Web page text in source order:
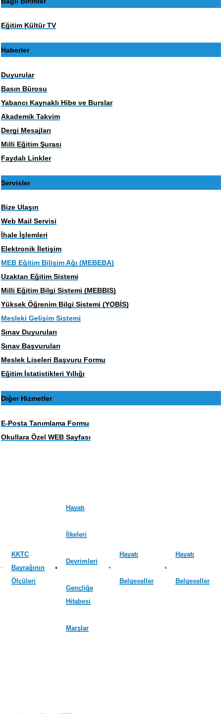
Eğitim Kültür TV
Haberler
Duyurular
Basın Bürosu
Yabancı Kaynaklı Hibe ve Burslar
Akademik Takvim
Dergi Mesajları
Milli Eğitim Şurası
Faydalı Linkler
Servisler
Bize Ulaşın
Web Mail Servisi
İhale İşlemleri
Elektronik İletişim
MEB Eğitim Bilişim Ağı (MEBEBA)
Uzaktan Eğitim Sistemi
Milli Eğitim Bilgi Sistemi (MEBBIS)
Yüksek Öğrenim Bilgi Sistemi (YOBİS)
Mesleki Gelişim Sistemi
Sınav Duyuruları
Sınav Başvuruları
Meslek Liseleri Başvuru Formu
Eğitim İstatistikleri Yıllığı
Diğer Hizmetler
E-Posta Tanımlama Formu
Okullara Özel WEB Sayfası
KKTC
Bayrağının
Ölçüleri
Hayatı
İlkeleri
Devrimleri
Gençliğe
Hitabesi
Marşlar
Hayatı
Belgeseller
Hayatı
Belgeseller